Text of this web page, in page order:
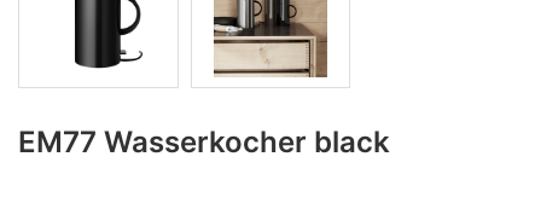
EM77 Wasserkocher black